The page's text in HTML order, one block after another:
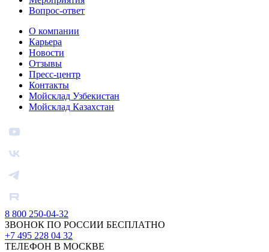
Вопрос-ответ
О компании
Карьера
Новости
Отзывы
Пресс-центр
Контакты
Мойсклад Узбекистан
Мойсклад Казахстан
8 800 250-04-32
ЗВОНОК ПО РОССИИ БЕСПЛАТНО
+7 495 228 04 32
ТЕЛЕФОН В МОСКВЕ